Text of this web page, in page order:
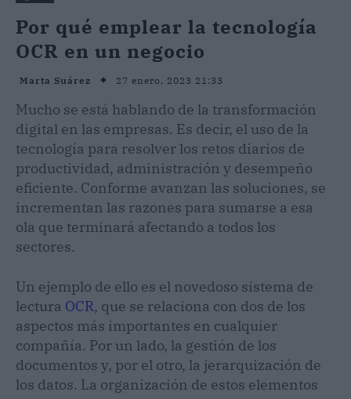
Por qué emplear la tecnología
OCR en un negocio
Marta Suárez 27 enero, 2023 21:33
Mucho se está hablando de la transformación
digital en las empresas. Es decir, el uso de la
tecnología para resolver los retos diarios de
productividad, administración y desempeño
eficiente. Conforme avanzan las soluciones, se
incrementan las razones para sumarse a esa
ola que terminará afectando a todos los
sectores.
Un ejemplo de ello es el novedoso sistema de
lectura OCR, que se relaciona con dos de los
aspectos más importantes en cualquier
compañía. Por un lado, la gestión de los
documentos y, por el otro, la jerarquización de
los datos. La organización de estos elementos